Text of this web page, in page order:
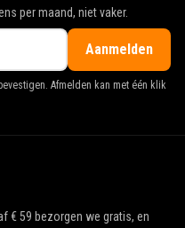
per maand, niet vaker.
Aanmelden
Afmelden kan met één klik
€ 59 bezorgen we gratis, en